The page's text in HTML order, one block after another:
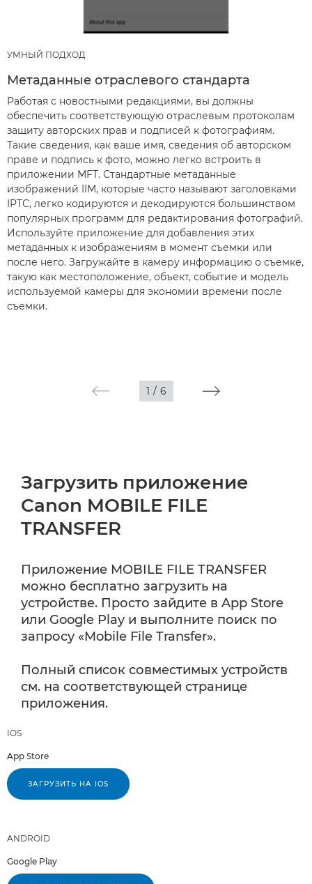
УМНЫЙ ПОДХОД
Метаданные отраслевого стандарта
Работая с новостными редакциями, вы должны
обеспечить соответствующую отраслевым протоколам
защиту авторских прав и подписей к фотографиям.
Такие сведения, как ваше имя, сведения об авторском
праве и подпись к фото, можно легко встроить в
приложении MFT. Стандартные метаданные
изображений IIM, которые часто называют заголовками
IPTC, легко кодируются и декодируются большинством
популярных программ для редактирования фотографий.
Используйте приложение для добавления этих
метаданных к изображениям в момент съемки или
после него. Загружайте в камеру информацию о съемке,
такую как местоположение, объект, событие и модель
используемой камеры для экономии времени после
съемки.
1 / 6
Загрузить приложение
Canon MOBILE FILE
TRANSFER
Приложение MOBILE FILE TRANSFER
можно бесплатно загрузить на
устройстве. Просто зайдите в App Store
или Google Play и выполните поиск по
запросу «Mobile File Transfer».
Полный список совместимых устройств
см. на соответствующей странице
приложения.
IOS
App Store
ЗАГРУЗИТЬ НА IOS
ANDROID
Google Play